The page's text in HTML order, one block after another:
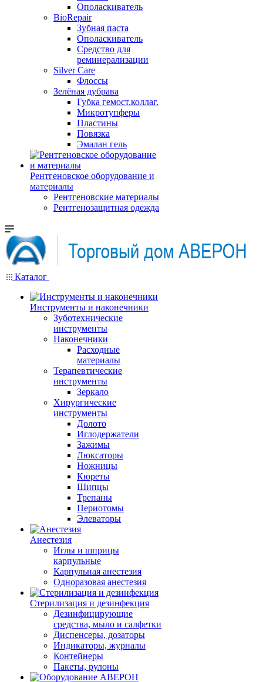
Ополаскиватель
BioRepair
Зубная паста
Ополаскиватель
Средство для
реминерализации
Silver Care
Флоссы
Зелёная дубрава
Губка гемост.коллаг.
Микротупферы
Пластины
Повязка
Эмалан гель
Рентгеновское оборудование и
материалы
Рентгеновские материалы
Рентгенозащитная одежда
Каталог
Инструменты и наконечники
Зуботехнические
инструменты
Наконечники
Расходные
материалы
Терапевтические
инструменты
Зеркало
Хирургические
инструменты
Долото
Иглодержатели
Зажимы
Люксаторы
Ножницы
Кюреты
Шипцы
Трепаны
Периотомы
Элеваторы
Анестезия
Иглы и шприцы
карпульные
Карпульная анестезия
Одноразовая анестезия
Стерилизация и дезинфекция
Дезинфицирующие
средства, мыло и салфетки
Диспенсеры, дозаторы
Индикаторы, журналы
Контейнеры
Пакеты, рулоны